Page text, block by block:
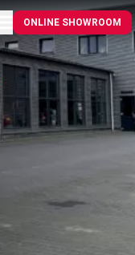
Menu openen
ONLINE SHOWROOM